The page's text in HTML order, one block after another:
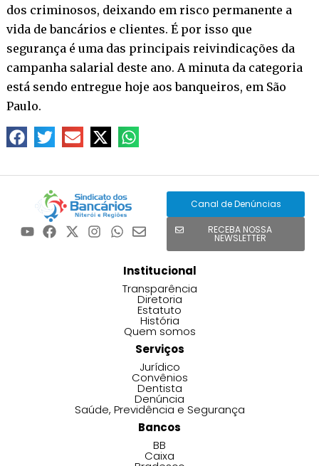
dos criminosos, deixando em risco permanente a
vida de bancários e clientes. É por isso que
segurança é uma das principais reivindicações da
campanha salarial deste ano. A minuta da categoria
está sendo entregue hoje aos banqueiros, em São
Paulo.
Canal de Denúncias
RECEBA NOSSA
NEWSLETTER
Institucional
Transparência
Diretoria
Estatuto
História
Quem somos
Serviços
Jurídico
Convênios
Dentista
Denúncia
Saúde, Previdência e Segurança
Bancos
BB
Caixa